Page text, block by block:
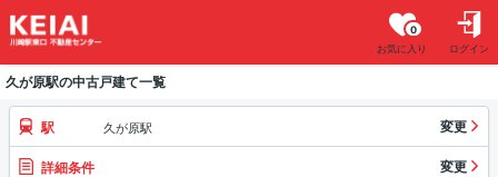
お気に入り
0
ログイン
久が原駅の中古戸建て一覧
駅 久が原駅 変更
詳細条件 変更